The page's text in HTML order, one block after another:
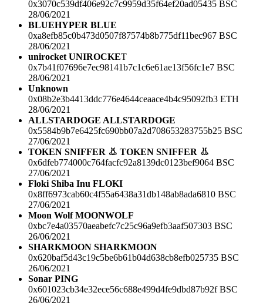
0x3070c539df406e92c7c9959d35f64ef20ad05435 BSC
28/06/2021
BLUEHYPER BLUE
0xa8efb85c0b473d0507f87574b8b775df11bec967 BSC
28/06/2021
unirocket UNIROCKET
0x7b41f07696e7ec98141b7c1c6e61ae13f56fc1e7 BSC
28/06/2021
Unknown
0x08b2e3b4413ddc776e4644ceaace4b4c95092fb3 ETH
28/06/2021
ALLSTARDOGE ALLSTARDOGE
0x5584b9b7e6425fc690bb07a2d708653283755b25 BSC
27/06/2021
TOKEN SNIFFER 👃 TOKEN SNIFFER 👃
0x6dfeb774000c764facfc92a8139dc0123bef9064 BSC
27/06/2021
Floki Shiba Inu FLOKI
0x8ff6973cab60c4f55a6438a31db148ab8ada6810 BSC
27/06/2021
Moon Wolf MOONWOLF
0xbc7e4a03570aeabefc7c25c96a9efb3aaf507303 BSC
26/06/2021
SHARKMOON SHARKMOON
0x620baf5d43c19c5be6b61b04d638cb8efb025735 BSC
26/06/2021
Sonar PING
0x601023cb34e32ece56c688e499d4fe9dbd87b92f BSC
26/06/2021